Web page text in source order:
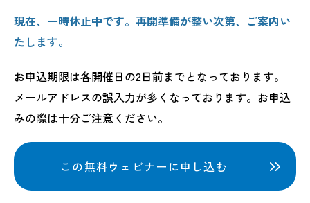
現在、一時休止中です。再開準備が整い次第、ご案内い
たします。
お申込期限は各開催日の2日前までとなっております。
メールアドレスの誤入力が多くなっております。お申込
みの際は十分ご注意ください。
この無料ウェビナーに申し込む